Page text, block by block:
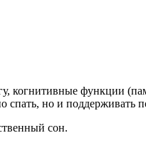
когнитивные функции
спать, но и поддерживать
сон.